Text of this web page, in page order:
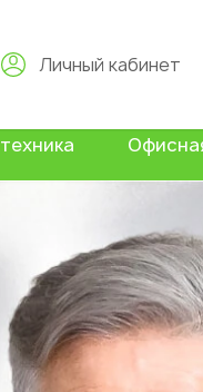
Личный кабинет